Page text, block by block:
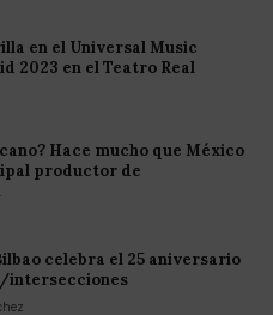
en el Universal Music
2023 en el Teatro Real
Hace mucho que México
productor de
celebra el 25 aniversario
intersecciones